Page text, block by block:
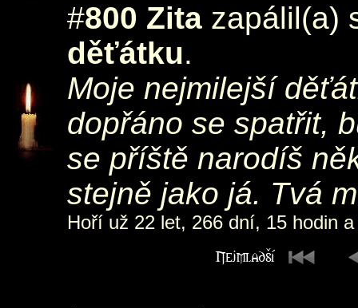
#800 Zita zapálil(a)
děťátku.
Moje nejmilejší
dopřáno se spatřit,
se příště narodíš
stejně jako já. Tvá
Hoří už 22 let, 266 dní, 15 hodin